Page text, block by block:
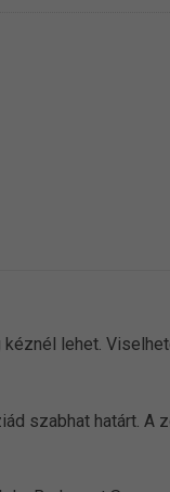
lehet.
szabhat határt. A